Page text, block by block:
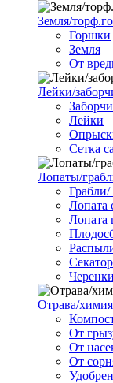
Земля/
Горшки
Земля
От
Лейки/
Лейки
Сетка
Лопаты/
Лопата
Лопата
Отрава/химия
От
От
От